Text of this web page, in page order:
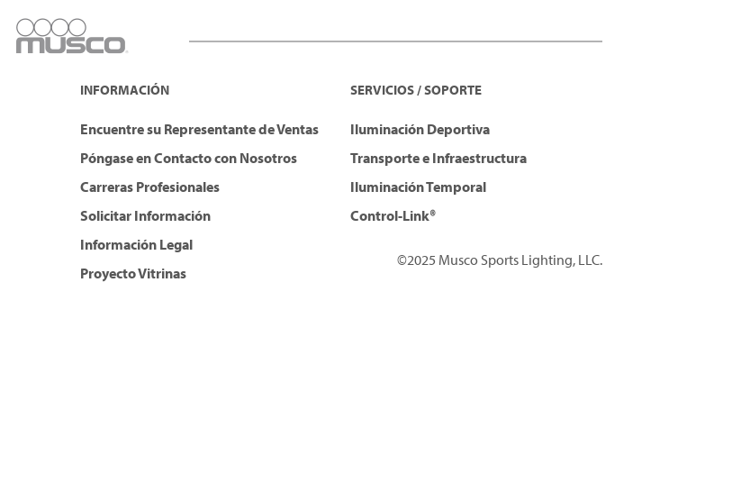
INFORMACIÓN
Encuentre su Representante de Ventas
Póngase en Contacto con Nosotros
Carreras Profesionales
Solicitar Información
Información Legal
Proyecto Vitrinas
SERVICIOS / SOPORTE
Iluminación Deportiva
Transporte e Infraestructura
Iluminación Temporal
Control-Link®
©2025 Musco Sports Lighting, LLC.